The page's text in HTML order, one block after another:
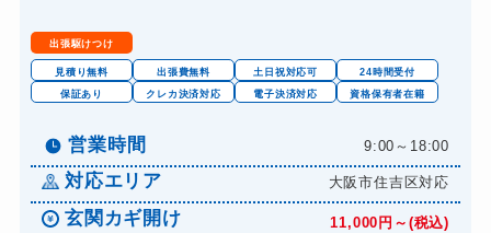
ドアノブカギ開け
ドアノブカギ作成 8,800円～(税込)
ドアノブカギ交換
出張駆けつけ
見積り無料 出張費無料 土日祝対応可
24時間受付
保証あり
クレカ決済対応 電子決済対応 資格保有者在籍
営業時間 9:00～18:00
対応エリア 大阪市住吉区対応
玄関カギ開け 11,000円～(税込)